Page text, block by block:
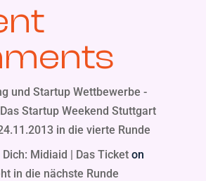
und Startup Wettbewerbe -
Das Startup Weekend Stuttgart
in die vierte Runde
Midiaid | Das Ticketon
in die nächste Runde